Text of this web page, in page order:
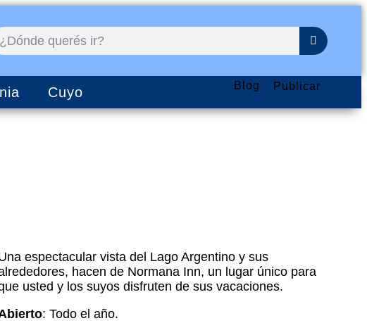
Cuyo Blog Publicar
espectacular vista del Lago Argentino y sus
hacen de Normana Inn, un lugar único para
usted y los suyos disfruten de sus vacaciones.
: Todo el año.